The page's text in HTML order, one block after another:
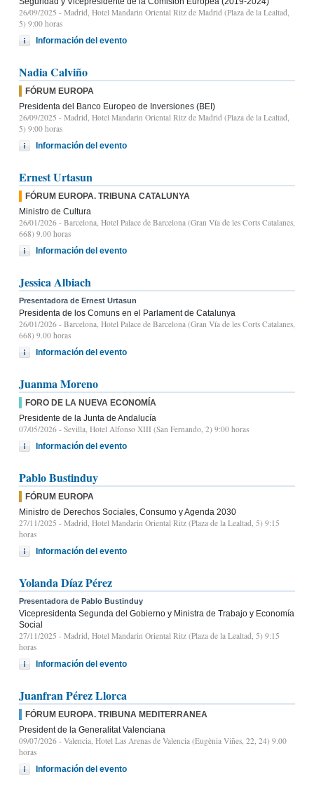
26/09/2025 - Madrid, Hotel Mandarin Oriental Ritz de Madrid (Plaza de la Lealtad,
5) 9:00 horas
Información del evento
Nadia Calviño
FÓRUM EUROPA
Presidenta del Banco Europeo de Inversiones (BEI)
26/09/2025 - Madrid, Hotel Mandarin Oriental Ritz de Madrid (Plaza de la Lealtad,
5) 9:00 horas
Información del evento
Ernest Urtasun
FÓRUM EUROPA. TRIBUNA CATALUNYA
Ministro de Cultura
26/01/2026 - Barcelona, Hotel Palace de Barcelona (Gran Vía de les Corts Catalanes,
668) 9.00 horas
Información del evento
Jessica Albiach
Presentadora de Ernest Urtasun
Presidenta de los Comuns en el Parlament de Catalunya
26/01/2026 - Barcelona, Hotel Palace de Barcelona (Gran Vía de les Corts Catalanes,
668) 9.00 horas
Información del evento
Juanma Moreno
FORO DE LA NUEVA ECONOMÍA
Presidente de la Junta de Andalucía
07/05/2026 - Sevilla, Hotel Alfonso XIII (San Fernando, 2) 9:00 horas
Información del evento
Pablo Bustinduy
FÓRUM EUROPA
Ministro de Derechos Sociales, Consumo y Agenda 2030
27/11/2025 - Madrid, Hotel Mandarin Oriental Ritz (Plaza de la Lealtad, 5) 9:15
horas
Información del evento
Yolanda Díaz Pérez
Presentadora de Pablo Bustinduy
Vicepresidenta Segunda del Gobierno y Ministra de Trabajo y Economía
Social
27/11/2025 - Madrid, Hotel Mandarin Oriental Ritz (Plaza de la Lealtad, 5) 9:15
horas
Información del evento
Juanfran Pérez Llorca
FÓRUM EUROPA. TRIBUNA MEDITERRANEA
President de la Generalitat Valenciana
09/07/2026 - Valencia, Hotel Las Arenas de Valencia (Eugènia Viñes, 22, 24) 9.00
horas
Información del evento